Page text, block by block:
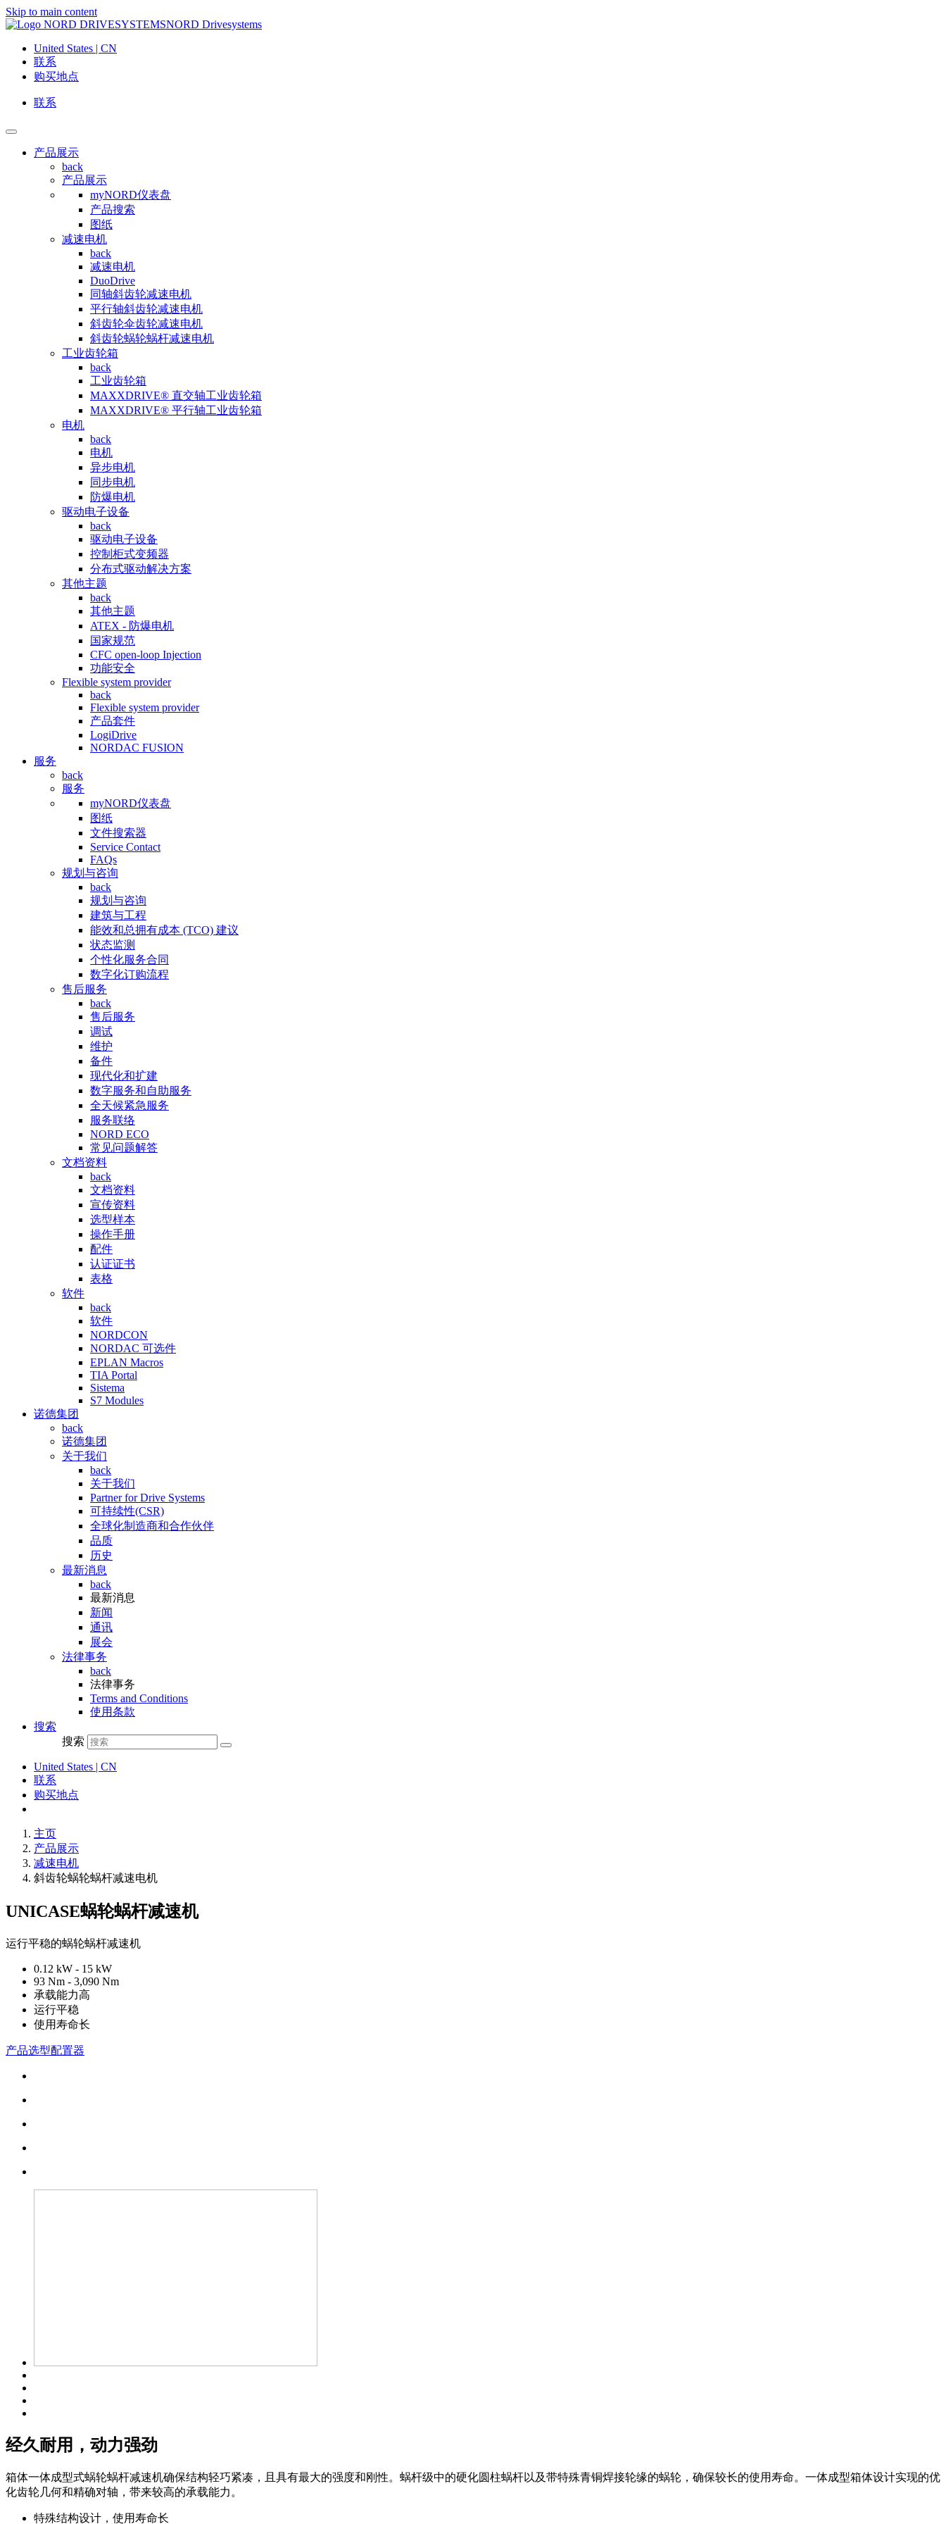
Skip to main content
NORD Drivesystems
United States | CN
联系
购买地点
联系
产品展示
back
产品展示
myNORD仪表盘
产品搜索
图纸
减速电机
back
减速电机
DuoDrive
同轴斜齿轮减速电机
平行轴斜齿轮减速电机
斜齿轮伞齿轮减速电机
斜齿轮蜗轮蜗杆减速电机
工业齿轮箱
back
工业齿轮箱
MAXXDRIVE® 直交轴工业齿轮箱
MAXXDRIVE® 平行轴工业齿轮箱
电机
back
电机
异步电机
同步电机
防爆电机
驱动电子设备
back
驱动电子设备
控制柜式变频器
分布式驱动解决方案
其他主题
back
其他主题
ATEX - 防爆电机
国家规范
CFC open-loop Injection
功能安全
Flexible system provider
back
Flexible system provider
产品套件
LogiDrive
NORDAC FUSION
服务
back
服务
myNORD仪表盘
图纸
文件搜索器
Service Contact
FAQs
规划与咨询
back
规划与咨询
建筑与工程
能效和总拥有成本 (TCO) 建议
状态监测
个性化服务合同
数字化订购流程
售后服务
back
售后服务
调试
维护
备件
现代化和扩建
数字服务和自助服务
全天候紧急服务
服务联络
NORD ECO
常见问题解答
文档资料
back
文档资料
宣传资料
选型样本
操作手册
配件
认证证书
表格
软件
back
软件
NORDCON
NORDAC 可选件
EPLAN Macros
TIA Portal
Sistema
S7 Modules
诺德集团
back
诺德集团
关于我们
back
关于我们
Partner for Drive Systems
可持续性(CSR)
全球化制造商和合作伙伴
品质
历史
最新消息
back
最新消息
新闻
通讯
展会
法律事务
back
法律事务
Terms and Conditions
使用条款
搜索
搜索
United States | CN
联系
购买地点
主页
产品展示
减速电机
斜齿轮蜗轮蜗杆减速电机
UNICASE蜗轮蜗杆减速机
运行平稳的蜗轮蜗杆减速机
0.12 kW - 15 kW
93 Nm - 3,090 Nm
承载能力高
运行平稳
使用寿命长
产品选型配置器
经久耐用，动力强劲
箱体一体成型式蜗轮蜗杆减速机确保结构轻巧紧凑，且具有最大的强度和刚性。蜗杆级中的硬化圆柱蜗杆以及带特殊青铜焊接轮缘的蜗轮，确保较长的使用寿命。一体成型箱体设计实现的优
化齿轮几何和精确对轴，带来较高的承载能力。
特殊结构设计，使用寿命长